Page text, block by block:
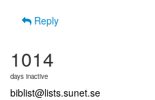
Reply
1014
days inactive
biblist@lists.sunet.se